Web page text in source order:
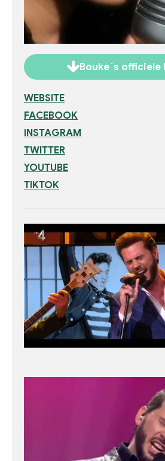
Bouke´s officiele
WEBSITE
FACEBOOK
INSTAGRAM
TWITTER
YOUTUBE
TIKTOK